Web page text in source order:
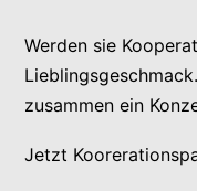
Werden sie
zusammen ein
Jetzt